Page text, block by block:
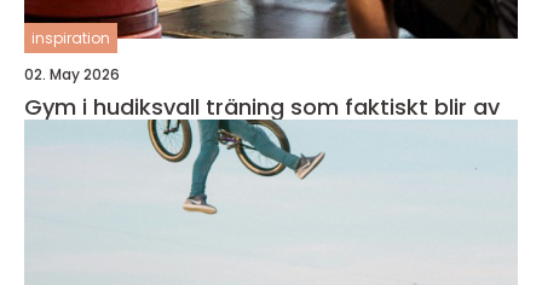
inspiration
02. May 2026
Gym i hudiksvall träning som faktiskt blir av